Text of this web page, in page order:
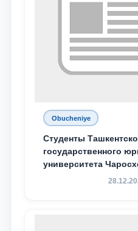
Obucheniye
Студенты
государственного
университета
Севдо